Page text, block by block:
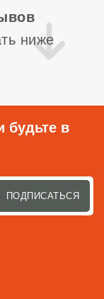
ниже
будьте в
ПОДПИСАТЬСЯ